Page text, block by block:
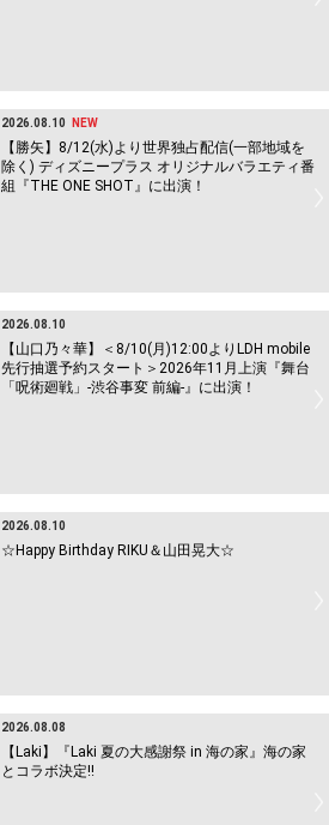
2026.08.10 NEW
【勝矢】8/12(水)より世界独占配信(一部地域を
除く) ディズニープラス オリジナルバラエティ番
組『THE ONE SHOT』に出演！
2026.08.10
【山口乃々華】＜8/10(月)12:00よりLDH mobile
先行抽選予約スタート＞2026年11月上演『舞台
「呪術廻戦」-渋谷事変 前編-』に出演！
2026.08.10
☆Happy Birthday RIKU＆山田晃大☆
2026.08.08
【Laki】『Laki 夏の大感謝祭 in 海の家』海の家
とコラボ決定!!